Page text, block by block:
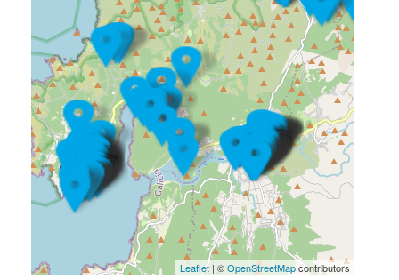
Leaflet| ©OpenStreetMapcontributors